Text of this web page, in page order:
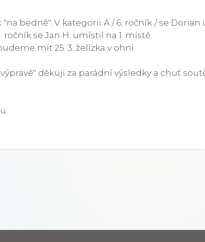
"na bedně". V kategorii A / 6. ročník / se
ročník se Jan H. umístil na 1. místě.
mít 25. 3. želízka v ohni.
děkuji za parádní výsledky a chuť